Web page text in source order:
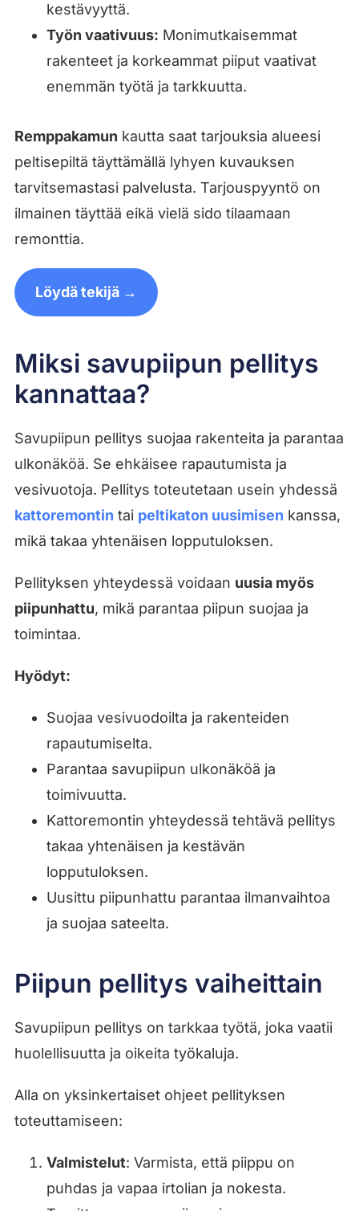
kestävyyttä.
Työn vaativuus: Monimutkaisemmat
rakenteet ja korkeammat piiput vaativat
enemmän työtä ja tarkkuutta.
Remppakamun kautta saat tarjouksia alueesi
peltisepiltä täyttämällä lyhyen kuvauksen
tarvitsemastasi palvelusta. Tarjouspyyntö on
ilmainen täyttää eikä vielä sido tilaamaan
remonttia.
Löydä tekijä →
Miksi savupiipun pellitys
kannattaa?
Savupiipun pellitys suojaa rakenteita ja parantaa
ulkonäköä. Se ehkäisee rapautumista ja
vesivuotoja. Pellitys toteutetaan usein yhdessä
kattoremontin tai peltikaton uusimisen kanssa,
mikä takaa yhtenäisen lopputuloksen.
Pellityksen yhteydessä voidaan uusia myös
piipunhattu, mikä parantaa piipun suojaa ja
toimintaa.
Hyödyt:
Suojaa vesivuodoilta ja rakenteiden
rapautumiselta.
Parantaa savupiipun ulkonäköä ja
toimivuutta.
Kattoremontin yhteydessä tehtävä pellitys
takaa yhtenäisen ja kestävän
lopputuloksen.
Uusittu piipunhattu parantaa ilmanvaihtoa
ja suojaa sateelta.
Piipun pellitys vaiheittain
Savupiipun pellitys on tarkkaa työtä, joka vaatii
huolellisuutta ja oikeita työkaluja.
Alla on yksinkertaiset ohjeet pellityksen
toteuttamiseen:
Valmistelut: Varmista, että piippu on
puhdas ja vapaa irtolian ja nokesta.